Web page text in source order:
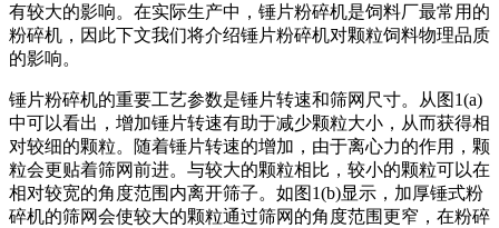
有较大的影响。在实际生产中，锤片粉碎机是饲料厂最常用的
粉碎机，因此下文我们将介绍锤片粉碎机对颗粒饲料物理品质
的影响。
锤片粉碎机的重要工艺参数是锤片转速和筛网尺寸。从图1(a)
中可以看出，增加锤片转速有助于减少颗粒大小，从而获得相
对较细的颗粒。随着锤片转速的增加，由于离心力的作用，颗
粒会更贴着筛网前进。与较大的颗粒相比，较小的颗粒可以在
相对较宽的角度范围内离开筛子。如图1(b)显示，加厚锤式粉
碎机的筛网会使较大的颗粒通过筛网的角度范围更窄，在粉碎